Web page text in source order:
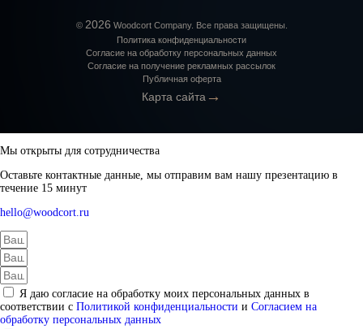
© 2026 Woodcort Company. Все права защищены.
Политика конфиденциальности
Согласие на обработку персональных данных
Согласие на получение рекламных рассылок
Публичная оферта
Карта сайта →
Мы открыты для сотрудничества
Оставьте контактные данные, мы отправим вам нашу презентацию в
течение 15 минут
hello@woodcort.ru
Я даю согласие на обработку моих персональных данных в
соответствии с Политикой конфиденциальности и Согласием на
обработку персональных данных